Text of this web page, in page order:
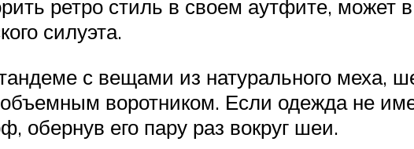
ретро стиль в своем аутфите, может
силуэта.
с вещами из натурального меха,
воротником. Если одежда не
обернув его пару раз вокруг шеи.